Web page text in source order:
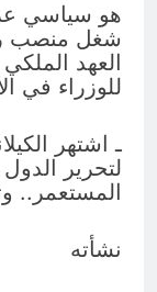
هو سياسي
شغل منصب
العهد
للوزراء في الأعوام 1933،
ـ اشتهر
لتحرير
المستعمر..
نشأته